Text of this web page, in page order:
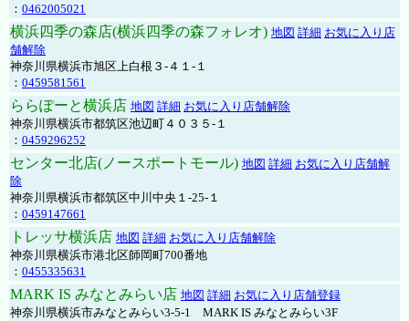
： 0462005021
横浜四季の森店(横浜四季の森フォレオ) 地図 詳細 お気に入り店
舗解除
神奈川県横浜市旭区上白根３-４１-１
： 0459581561
ららぽーと横浜店 地図 詳細 お気に入り店舗解除
神奈川県横浜市都筑区池辺町４０３５-１
： 0459296252
センター北店(ノースポートモール) 地図 詳細 お気に入り店舗解
除
神奈川県横浜市都筑区中川中央１-25-１
： 0459147661
トレッサ横浜店 地図 詳細 お気に入り店舗解除
神奈川県横浜市港北区師岡町700番地
： 0455335631
MARK IS みなとみらい店 地図 詳細 お気に入り店舗登録
神奈川県横浜市みなとみらい3-5-1 MARK IS みなとみらい3F